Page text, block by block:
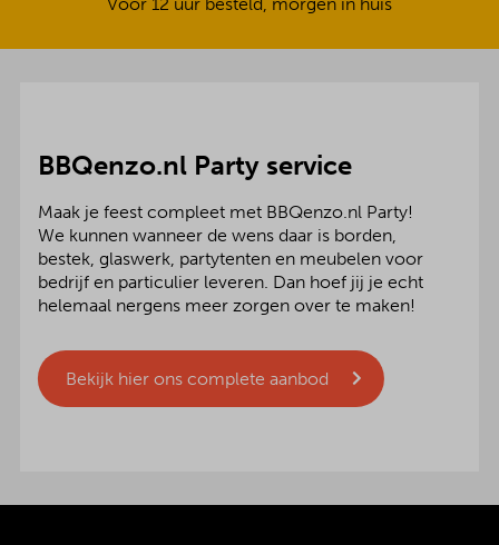
Vóór 12 uur besteld, morgen in huis
BBQenzo.nl Party service
Maak je feest compleet met BBQenzo.nl Party!
We kunnen wanneer de wens daar is borden,
bestek, glaswerk, partytenten en meubelen voor
bedrijf en particulier leveren. Dan hoef jij je echt
helemaal nergens meer zorgen over te maken!
Bekijk hier ons complete aanbod